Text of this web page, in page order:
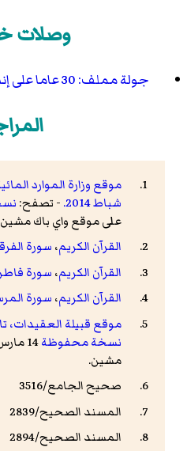
وصلات
جولة مملف: 30 عاما على إنشاء سد الفرات
شباط 2014.
- تصفح:
على موقع واي باك
القرآن الكريم، سورة
القرآن الكريم، سورة فاطر
القرآن الكريم، سورة
موقع قبيلة العقيدات،
نسخة محفوظة
مشين.
صحيح الجامع/3516
المسند الصحيح/2839
المسند الصحيح/2894